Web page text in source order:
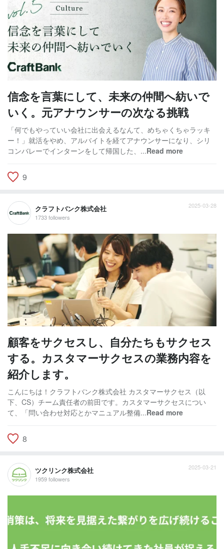
信念を言葉にして、未来の仲間へ紡いで
いく。元アナウンサーの次なる挑戦
「何でもやっていい会社に出会えるなんて、めちゃくちゃラッキ
ー！」就活をやめ、アルバイトを経てアナウンサーになり、シリ
コンバレーでインターンをして帰国した、...Read more
9
クラフトバンク株式会社
1733 followers
2025-03-28
顧客をサクセスし、自分たちもサクセス
する。カスタマーサクセスの業務内容を
紹介します。
こんにちは！クラフトバンク株式会社 カスタマーサクセス（以
下、CS）チーム責任者の前田です。カスタマーサクセスについ
て、「問い合わせ対応とかマニュアル整備...Read more
8
ツクリンク株式会社
1959 followers
2025-03-21